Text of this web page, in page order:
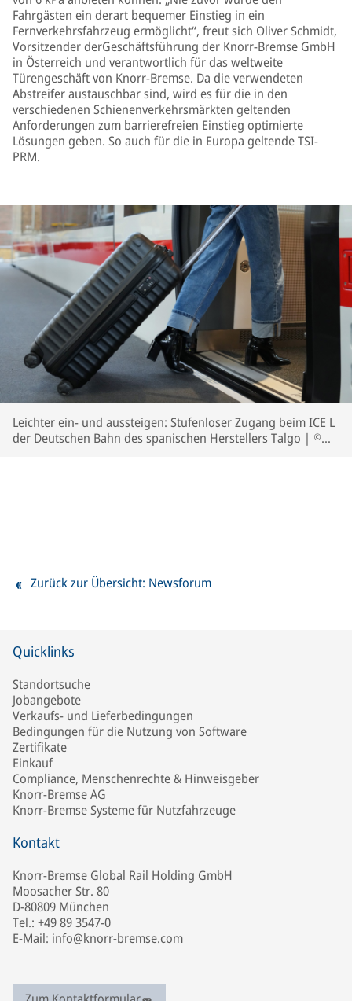
Fahrgästen ein derart bequemer Einstieg in ein
Fernverkehrsfahrzeug ermöglicht“, freut sich Oliver Schmidt,
Vorsitzender derGeschäftsführung der Knorr-Bremse GmbH
in Österreich und verantwortlich für das weltweite
Türengeschäft von Knorr-Bremse. Da die verwendeten
Abstreifer austauschbar sind, wird es für die in den
verschiedenen Schienenverkehrsmärkten geltenden
Anforderungen zum barrierefreien Einstieg optimierte
Lösungen geben. So auch für die in Europa geltende TSI-
PRM.
Leichter ein- und aussteigen: Stufenloser Zugang beim ICE L
der Deutschen Bahn des spanischen Herstellers Talgo | ©
Zurück zur Übersicht: Newsforum
Quicklinks
Standortsuche
Jobangebote
Verkaufs- und Lieferbedingungen
Bedingungen für die Nutzung von Software
Zertifikate
Einkauf
Compliance, Menschenrechte & Hinweisgeber
Knorr-Bremse AG
Knorr-Bremse Systeme für Nutzfahrzeuge
Kontakt
Knorr-Bremse Global Rail Holding GmbH
Moosacher Str. 80
D-80809 München
Tel.: +49 89 3547-0
E-Mail: info@knorr-bremse.com